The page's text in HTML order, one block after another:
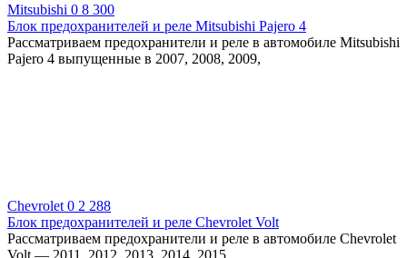
Mitsubishi 0 8 300
Блок предохранителей и реле Mitsubishi Pajero 4
Рассматриваем предохранители и реле в автомобиле Mitsubishi
Pajero 4 выпущенные в 2007, 2008, 2009,
Chevrolet 0 2 288
Блок предохранителей и реле Chevrolet Volt
Рассматриваем предохранители и реле в автомобиле Chevrolet
Volt — 2011, 2012, 2013, 2014, 2015